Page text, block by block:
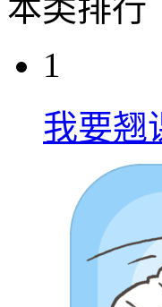
斗罗大
异星旅
锦绣江
真红
本类排行